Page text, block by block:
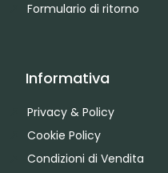
Formulario di ritorno
Informativa
Privacy & Policy
Cookie Policy
Condizioni di Vendita